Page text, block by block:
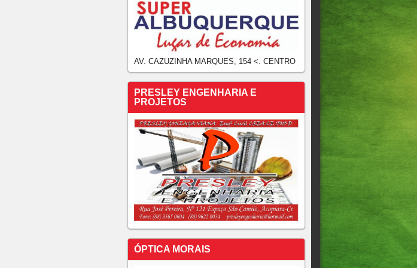
AV. CAZUZINHA MARQUES, 154 <. CENTRO
PRESLEY ENGENHARIA E
PROJETOS
ÓPTICA MORAIS